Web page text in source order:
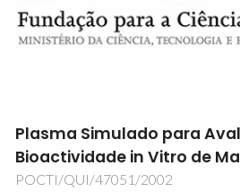
Sensores e Sensibilidade:
sensores piezoelétricos
aditiva assistida por